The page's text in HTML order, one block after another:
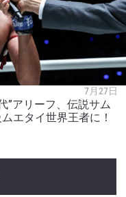
7月27日
”アリーフ、伝説サム
エタイ世界王者に！